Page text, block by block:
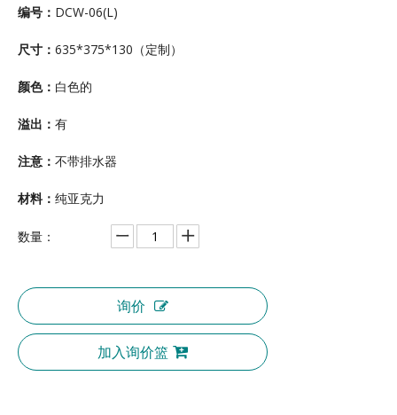
编号： DCW-06(L)
尺寸： 635*375*130（定制）
颜色： 白色的
溢出： 有
注意： 不带排水器
材料： 纯亚克力
数量：
询价
加入询价篮